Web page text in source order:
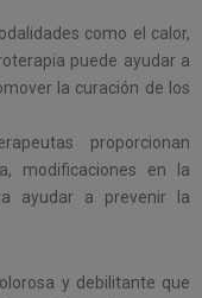
como el calor,
puede ayudar a
la curación de los
proporcionan
modificaciones en la
ayudar a prevenir la
y debilitante que